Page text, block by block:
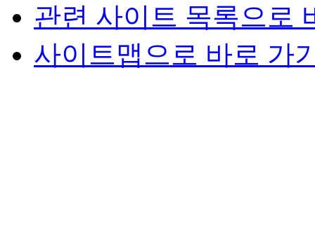
관련 사이트 목록으로
사이트맵으로 바로 가